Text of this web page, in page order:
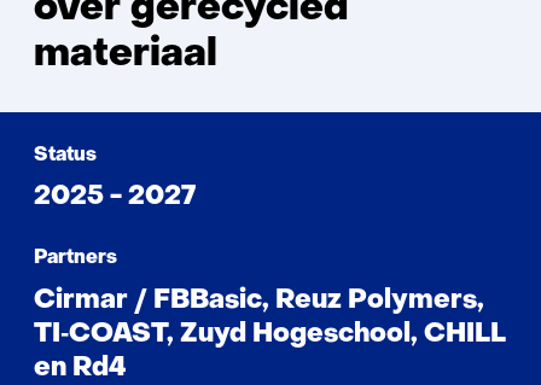
over gerecycled
materiaal
Status
2025 - 2027
Partners
Cirmar / FBBasic, Reuz Polymers,
TI‑COAST, Zuyd Hogeschool, CHILL
en Rd4